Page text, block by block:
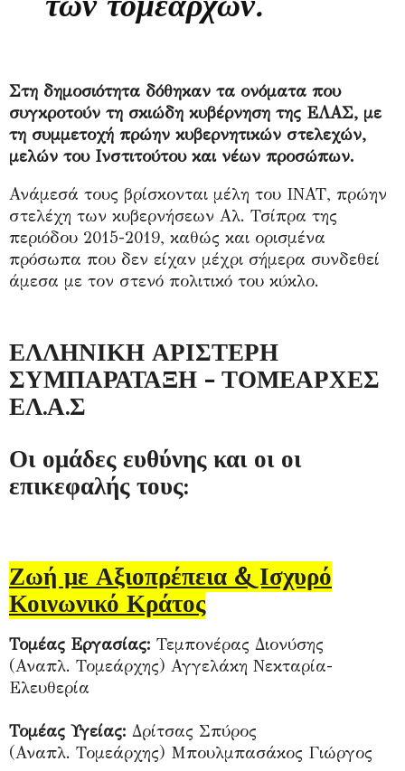
Στη δημοσιότητα δόθηκαν τα ονόματα που
συγκροτούν τη σκιώδη κυβέρνηση της ΕΛΑΣ, με
τη συμμετοχή πρώην κυβερνητικών στελεχών,
μελών του Ινστιτούτου και νέων προσώπων.
Ανάμεσά τους βρίσκονται μέλη του ΙΝΑΤ, πρώην
στελέχη των κυβερνήσεων Αλ. Τσίπρα της
περιόδου 2015-2019, καθώς και ορισμένα
πρόσωπα που δεν είχαν μέχρι σήμερα συνδεθεί
άμεσα με τον στενό πολιτικό του κύκλο.
ΕΛΛΗΝΙΚΗ ΑΡΙΣΤΕΡΗ
ΣΥΜΠΑΡΑΤΑΞΗ - ΤΟΜΕΑΡΧΕΣ
ΕΛ.Α.Σ
Οι ομάδες ευθύνης και οι οι
επικεφαλής τους:
Ζωή με Αξιοπρέπεια & Ισχυρό
Κοινωνικό Κράτος
Τομέας Εργασίας: Τεμπονέρας Διονύσης
(Αναπλ. Τομεάρχης) Αγγελάκη Νεκταρία-
Ελευθερία
Τομέας Υγείας: Δρίτσας Σπύρος
(Αναπλ. Τομεάρχης) Μπουλμπασάκος Γιώργος